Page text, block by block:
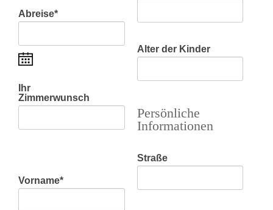
Abreise*
Ihr
Zimmerwunsch
Alter der Kinder
Persönliche
Informationen
Vorname*
Straße